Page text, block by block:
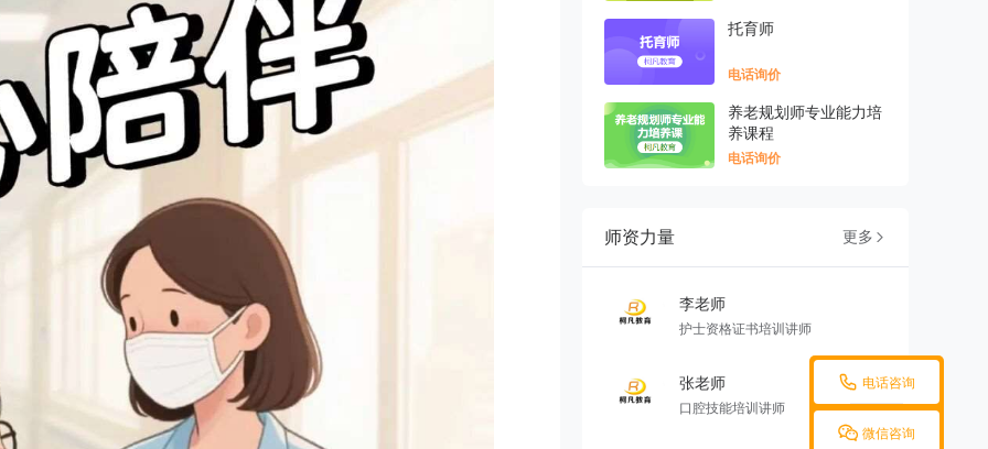
 电话咨询
 微信咨询
托育师
电话询价
养老规划师专业能力培
养课程
电话询价
师资力量 更多 
李老师
护士资格证书培训讲师
张老师
口腔技能培训讲师